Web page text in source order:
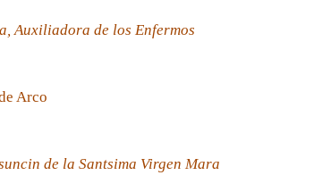
Auxiliadora de los Enfermos
Arco
de la Santsima Virgen Mara